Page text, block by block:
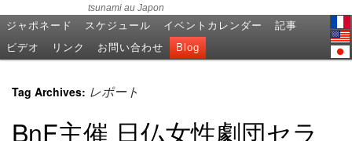
tsunami au Japon
ジャポネード スケジュール イベントカレンダー
記事
ビデオ
リンク お問い合わせ Blog
Tag Archives: レポート
BnF主催 日仏女性劇団セラ